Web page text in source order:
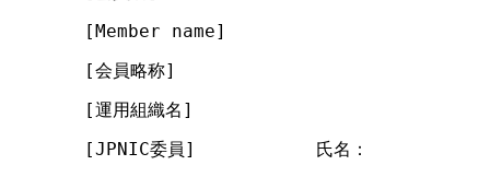
  [Member name]
  [会員略称]
  [運用組織名]
[JPNIC委員]           氏名：